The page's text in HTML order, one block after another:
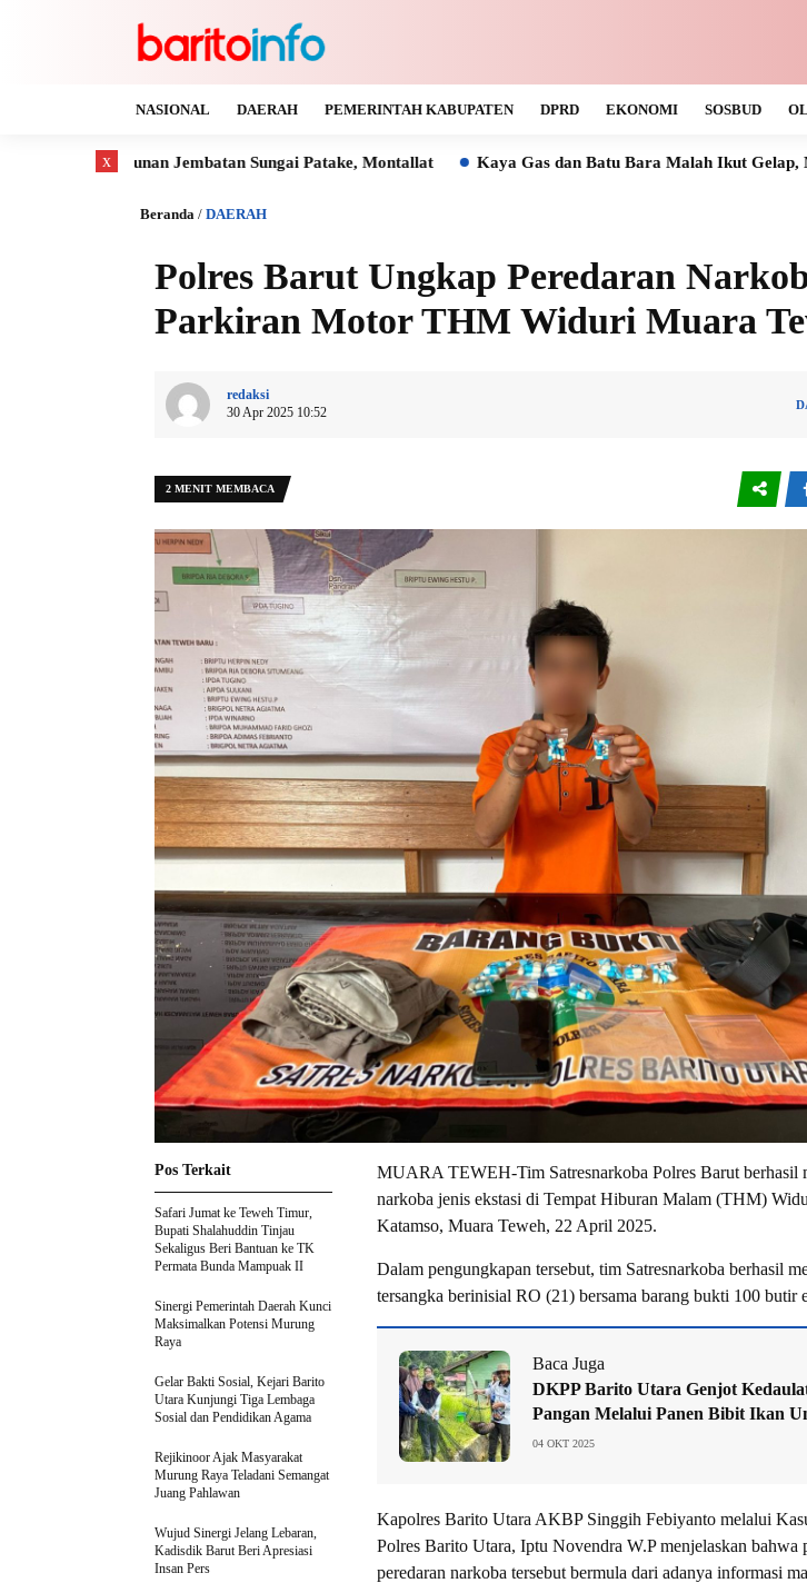
NASIONAL DAERAH PEMERINTAH KABUPATEN DPRD EKONOMI SOSBUD
Jembatan Sungai Patake, Montallat Kaya Gas dan Batu Bara Malah Ikut Gelap, Manager PLN
Beranda / DAERAH
Polres Barut Ungkap Peredaran
Parkiran Motor THM Widuri Muara
redaksi
30 Apr 2025 10:52
2 MENIT MEMBACA
MUARA TEWEH-Tim Satresnarkoba Polres Barut berhasil
narkoba jenis ekstasi di Tempat Hiburan Malam (THM)
Katamso, Muara Teweh, 22 April 2025.
Dalam pengungkapan tersebut, tim Satresnarkoba berhasil
tersangka berinisial RO (21) bersama barang bukti 100 butir
Baca Juga
DKPP Barito Utara Genjot
Pangan Melalui Panen Bibit Ikan
04 OKT 2025
Kapolres Barito Utara AKBP Singgih Febiyanto melalui
Polres Barito Utara, Iptu Novendra W.P menjelaskan bahwa
peredaran narkoba tersebut bermula dari adanya informasi
Pos Terkait
Safari Jumat ke Teweh Timur,
Bupati Shalahuddin Tinjau
Sekaligus Beri Bantuan ke TK
Permata Bunda Mampuak II
Sinergi Pemerintah Daerah Kunci
Maksimalkan Potensi Murung
Raya
Gelar Bakti Sosial, Kejari Barito
Utara Kunjungi Tiga Lembaga
Sosial dan Pendidikan Agama
Rejikinoor Ajak Masyarakat
Murung Raya Teladani Semangat
Juang Pahlawan
Wujud Sinergi Jelang Lebaran,
Kadisdik Barut Beri Apresiasi
Insan Pers
x